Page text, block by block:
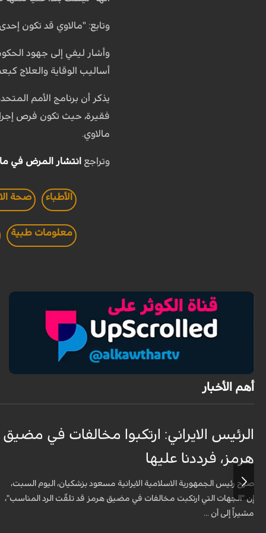
وتابع: "مالاوي قد تكون
وأشار ليفي إلى جهود
أساليب الوقاية والعلاج
يذكر أن برنامج الأمم
فقيرة، حيث تكون فرص
مالاوي.
وتراجع انتشار المرض في
الأطباء صحة
معلومات طبية
أهم الأخبار
الرئيس الايراني: ارتكبوا مخالفات في مضيق
هرمز، فرددنا عليها
صرح رئيس الجمهورية الاسلامية الايرانية مسعود بزشكيان، اليوم السبت،
إن "الجهات التي ارتكبت مخالفات في مضيق هرمز قد تلقّت الرد المناسب"،
مشيراً إلى أن ...